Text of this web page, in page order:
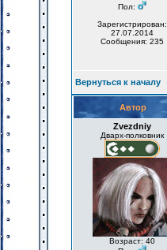
Пол:
Зарегистрирован:
27.07.2014
Сообщения: 235
Вернуться к началу
Автор
Zvezdniy
Дварх-полковник
Возраст: 40